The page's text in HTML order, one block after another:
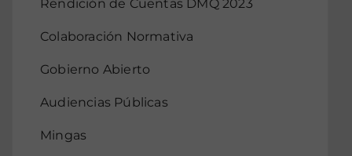
Rendición de Cuentas DMQ 2023
Colaboración Normativa
Gobierno Abierto
Audiencias Públicas
Mingas